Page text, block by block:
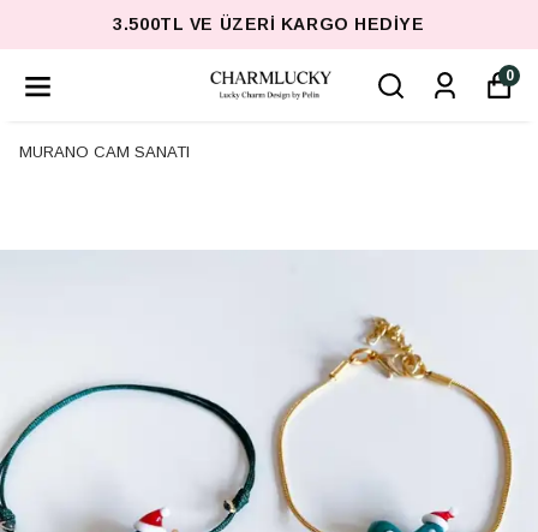
3.500TL VE ÜZERI KARGO HEDIYE
0
MURANO CAM SANATI